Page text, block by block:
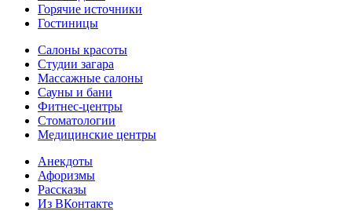
Горячие источники
Гостиницы
Салоны красоты
Студии загара
Массажные салоны
Сауны и бани
Фитнес-центры
Стоматологии
Медицинские центры
Анекдоты
Афоризмы
Рассказы
Из ВКонтакте